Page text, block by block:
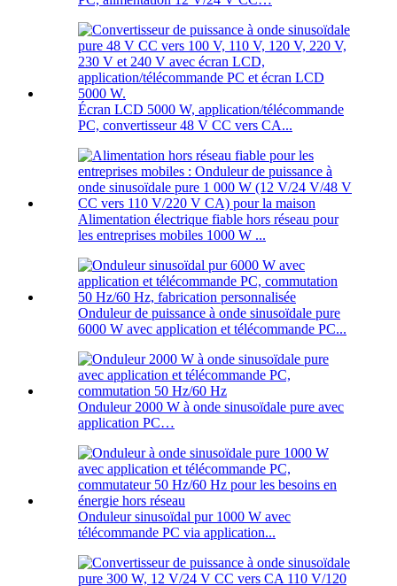
Écran LCD 5000 W, application/télécommande
PC, convertisseur 48 V CC vers CA...
Alimentation électrique fiable hors réseau pour
les entreprises mobiles 1000 W ...
Onduleur de puissance à onde sinusoïdale pure
6000 W avec application et télécommande PC...
Onduleur 2000 W à onde sinusoïdale pure avec
application PC…
Onduleur sinusoïdal pur 1000 W avec
télécommande PC via application...